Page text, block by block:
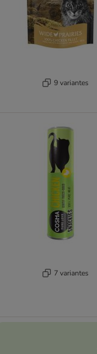
9 variantes
7 variantes